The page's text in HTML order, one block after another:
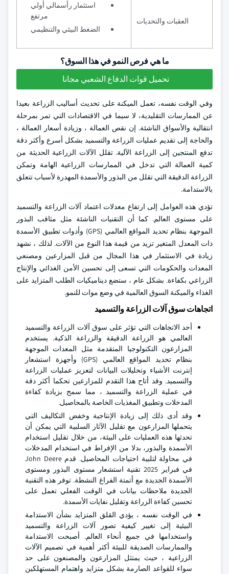
العقبات والتحديات
استثمار رأسمالي أولي
مرتفع
الضغط البيئي والتنظيمي
ما هي فرص النمو في هذا السوق؟
تحميل قوات الدفاع الشعبي مجانا
وفي الوقت نفسه، تعمل الميكنة على تحديث أساليب الزراعة بعيدا
عن الممارسات التقليدية، لا سيما في الاقتصادات التي تمر بمرحلة
انتقالية والأسواق الناشئة. إن نقص العمالة ، وزيادة أسعار العمالة ،
والحاجة إلى تقديم عمليات الزراعة والتسميد بشكل أسرع وأكثر دقة
تدفع المنتجين إلى الزراعة الآلية. تقلل الآلات الزراعية الحديثة من
كمية العمالة التي تدخل في الممارسات الزراعية الهامة وتمكن
الزراعة الدقيقة التي تقلل من البذور والأسمدة المهدرة لأسباب تتعلق
بالاستدامة.
تؤدي هذه العوامل إلى ارتفاع معدلات اعتماد آلات الزراعة والتسميد
على مستوى العالم. كما أن التقنيات الناشئة مثل مثاقب البذور
الموجهة بنظام تحديد المواقع العالمي (GPS) وأدوات تطبيق الأسمدة
ذات المعدل المتغير تزيد من قيمة هذا النوع من الآلات. لذلك ، نشهد
زيادة في الاستثمار في هذا المجال من قبل المزارعين ومصنعي
المعدات والحكومات التي تسعى إلى تحسين الأمن الغذائي والإنتاج
الزراعي بكفاءة. بشكل عام ، ستضع ديناميكيات الطلب المتزايد على
الغذاء والميكنة السوق العالمية في وضع موات للنمو.
اتجاهات سوق آلات الزراعة والتسميد
أحد الاتجاهات التي تؤثر على سوق آلات الزراعة والتسميد
العالمي هو الزراعة الدقيقة والزراعة الذكية. يستخدم
المزارعون التكنولوجيا المتقدمة مثل المعدات الموجهة
بنظام تحديد المواقع العالمي (GPS) وأجهزة استشعار
إنترنت الأشياء وتحليلات البيانات لتعزيز عمليات الزراعة
والتسميد. وقد أتاح هذا التقدم للمزارعين تحكما أكثر دقة
في عملية الزراعة والتسميد ، مما سمح بزيادة كفاءة
المدخلات وتطبيق المغذيات الخاصة بالمحاصيل.
وقد أدى ذلك إلى زيادة الإنتاجية وخفض التكاليف التي
يتحملها المزارعون مع تقليل الآثار السلبية التي يمكن أن
تحدثها هذه العمليات على البيئة، من خلال تقليل استخدام
الأسمدة والبذور، بدلا من الإفراط في استخدام المدخلات
في محاولة لتلبية احتياجات المحاصيل. قدم John Deere
في فبراير 2025 تقنية استشعار مستوى البذور ومستوى
الأسمدة الجديدة مع أتمتة الفراغ النشطة. توفر هذه التقنية
الجديدة ملاحظات بيانات في الوقت الفعلي تعمل على
تحسين كفاءة الزراعة وتقليل نفايات الأسمدة.
في الوقت نفسه ، يؤدي القلق المتزايد بشأن الاستدامة
البيئية إلى تغيير كيفية تصور آلات الزراعة والتسميد
واستخدامها في جميع أنحاء العالم. أصبحت الاستدامة
والممارسات الصديقة للبيئة أكثر أهمية في تصميم الآلات
الزراعية ، حيث يمتثل المزارعون والمصنعون على حد
سواء للقواعد الصارمة بشكل متزايد واهتمام المستهلكين